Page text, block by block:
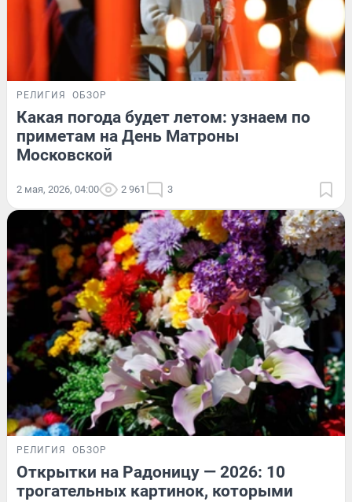
РЕЛИГИЯ ОБЗОР
Какая погода будет летом: узнаем по
приметам на День Матроны
Московской
2 мая, 2026, 04:00 2 961 3
РЕЛИГИЯ ОБЗОР
Открытки на Радоницу — 2026: 10
трогательных картинок, которыми